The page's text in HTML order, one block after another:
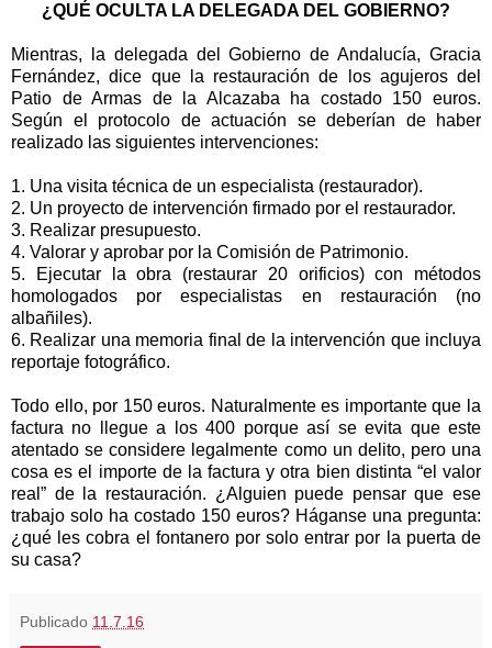
¿QUÉ OCULTA LA DELEGADA DEL GOBIERNO?
Mientras, la delegada del Gobierno de Andalucía, Gracia
Fernández, dice que la restauración de los agujeros del
Patio de Armas de la Alcazaba ha costado 150 euros.
Según el protocolo de actuación se deberían de haber
realizado las siguientes intervenciones:
1. Una visita técnica de un especialista (restaurador).
2. Un proyecto de intervención firmado por el restaurador.
3. Realizar presupuesto.
4. Valorar y aprobar por la Comisión de Patrimonio.
5. Ejecutar la obra (restaurar 20 orificios) con métodos
homologados por especialistas en restauración (no
albañiles).
6. Realizar una memoria final de la intervención que incluya
reportaje fotográfico.
Todo ello, por 150 euros. Naturalmente es importante que la
factura no llegue a los 400 porque así se evita que este
atentado se considere legalmente como un delito, pero una
cosa es el importe de la factura y otra bien distinta “el valor
real” de la restauración. ¿Alguien puede pensar que ese
trabajo solo ha costado 150 euros? Háganse una pregunta:
¿qué les cobra el fontanero por solo entrar por la puerta de
su casa?
Publicado 11.7.16